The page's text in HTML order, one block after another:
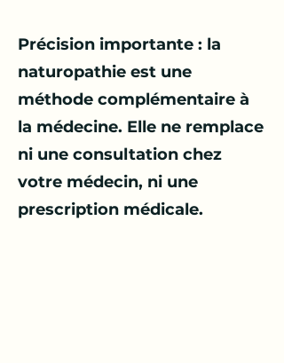
Précision importante : la
naturopathie est une
méthode complémentaire à
la médecine. Elle ne remplace
ni une consultation chez
votre médecin, ni une
prescription médicale.